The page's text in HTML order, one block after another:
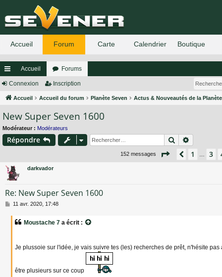
ac
co
ur
ci
Accueil Forums
Connexion Inscription
Accueil Accueil du forum Planète Seven Actus & Nouveautés de la
New Super Seven 1600
Modérateur : Modérateurs
Répondre Rechercher
152 messages Page 5sur 11
Précédent
1 3
darkvador
Re: New Super Seven 1600
M11 avr. 2020, 17:48
Moustache 7 a écrit :
Je plussoie sur l'idée, je vais suivre tes (les) recherches de prêt, n'hésite pas
être plusieurs sur ce coup